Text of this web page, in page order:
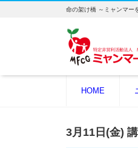
命の架け橋 ～ミャンマー
HOME
3月11日(金)